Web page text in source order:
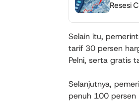
Resesi
Selain itu,
tarif 30 persen
Pelni, serta gratis
Selanjutnya,
penuh 100 persen